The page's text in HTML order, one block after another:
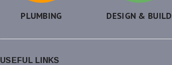
PLUMBING DESIGN & BUILD
USEFUL LINKS